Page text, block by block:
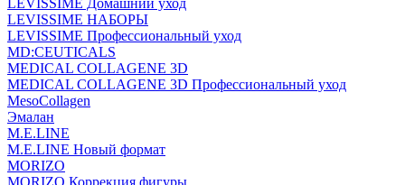
LEVISSIME Домашний уход
LEVISSIME НАБОРЫ
LEVISSIME Профессиональный уход
MD:CEUTICALS
MEDICAL COLLAGENE 3D
MEDICAL COLLAGENE 3D Профессиональный уход
MesoCollagen
Эмалан
M.E.LINE
M.E.LINE Новый формат
MORIZO
MORIZO Коррекция фигуры